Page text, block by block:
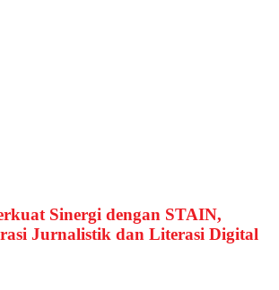
Sinergi dengan STAIN,
Jurnalistik dan Literasi Digital